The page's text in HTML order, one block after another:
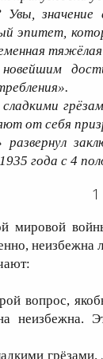
эпитет,
от себя
года с 4
1
мировой
неизбежна
вопрос,
неизбежна.